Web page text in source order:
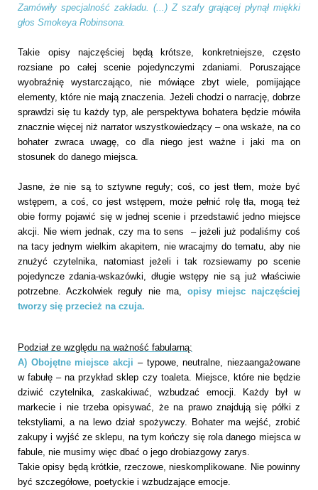
Zamówiły specjalność zakładu. (...) Z szafy grającej płynął miękki
głos Smokeya Robinsona.
Takie opisy najczęściej będą krótsze, konkretniejsze, często
rozsiane po całej scenie pojedynczymi zdaniami. Poruszające
wyobraźnię wystarczająco, nie mówiące zbyt wiele, pomijające
elementy, które nie mają znaczenia. Jeżeli chodzi o narrację, dobrze
sprawdzi się tu każdy typ, ale perspektywa bohatera będzie mówiła
znacznie więcej niż narrator wszystkowiedzący – ona wskaże, na co
bohater zwraca uwagę, co dla niego jest ważne i jaki ma on
stosunek do danego miejsca.
Jasne, że nie są to sztywne reguły; coś, co jest tłem, może być
wstępem, a coś, co jest wstępem, może pełnić rolę tła, mogą też
obie formy pojawić się w jednej scenie i przedstawić jedno miejsce
akcji. Nie wiem jednak, czy ma to sens – jeżeli już podaliśmy coś
na tacy jednym wielkim akapitem, nie wracajmy do tematu, aby nie
znużyć czytelnika, natomiast jeżeli i tak rozsiewamy po scenie
pojedyncze zdania-wskazówki, długie wstępy nie są już właściwie
potrzebne. Aczkolwiek reguły nie ma, opisy miejsc najczęściej
tworzy się przecież na czuja.
Podział ze względu na ważność fabularną:
A) Obojętne miejsce akcji – typowe, neutralne, niezaangażowane
w fabułę – na przykład sklep czy toaleta. Miejsce, które nie będzie
dziwić czytelnika, zaskakiwać, wzbudzać emocji. Każdy był w
markecie i nie trzeba opisywać, że na prawo znajdują się półki z
tekstyliami, a na lewo dział spożywczy. Bohater ma wejść, zrobić
zakupy i wyjść ze sklepu, na tym kończy się rola danego miejsca w
fabule, nie musimy więc dbać o jego drobiazgowy zarys.
Takie opisy będą krótkie, rzeczowe, nieskomplikowane. Nie powinny
być szczegółowe, poetyckie i wzbudzające emocje.